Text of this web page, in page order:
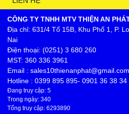
CÔNG TY TNHH MTV THIỆN AN
Địa chỉ: 631/4 Tổ 15B, Khu Phố 1, P.
Nai
Điện thoại: (0251) 3 680 260
MST: 360 336 3961
Email : sales10thienanphat@gmail.com
Hotline : 0399 895 895- 0901 36 38 34
Đang truy cập: 5
Trong ngày: 340
Tổng truy cập: 6293890